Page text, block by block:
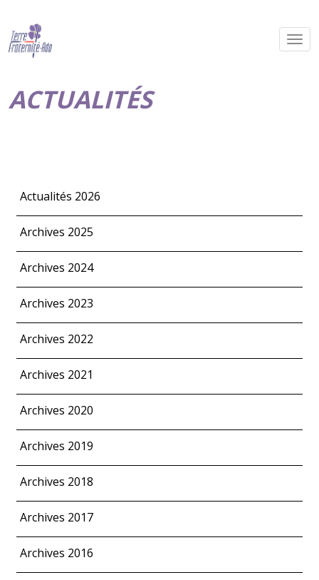
ACTUALITÉS
Actualités 2026
Archives 2025
Archives 2024
Archives 2023
Archives 2022
Archives 2021
Archives 2020
Archives 2019
Archives 2018
Archives 2017
Archives 2016